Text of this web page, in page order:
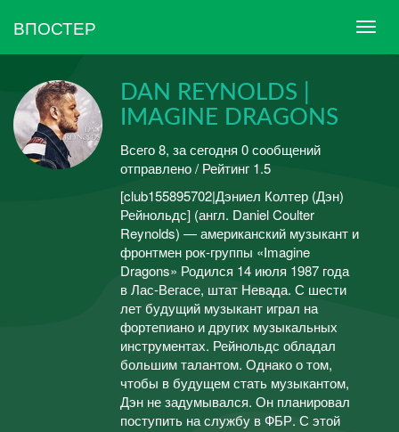
ВПОСТЕР
DAN REYNOLDS |
IMAGINE DRAGONS
Всего 8, за сегодня 0 сообщений
отправлено / Рейтинг 1.5
[club155895702|Дэниел Колтер (Дэн)
Рейнольдс] (англ. Daniel Coulter
Reynolds) — американский музыкант и
фронтмен рок-группы «Imagine
Dragons» Родился 14 июля 1987 года
в Лас-Вегасе, штат Невада. С шести
лет будущий музыкант играл на
фортепиано и других музыкальных
инструментах. Рейнольдс обладал
большим талантом. Однако о том,
чтобы в будущем стать музыкантом,
Дэн не задумывался. Он планировал
поступить на службу в ФБР. С этой